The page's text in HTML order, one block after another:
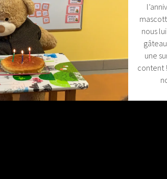
nous
une
content